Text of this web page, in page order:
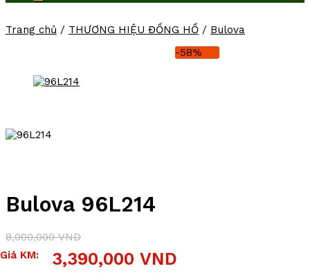
Trang chủ / THƯƠNG HIỆU ĐỒNG HỒ / Bulova
-58%
Bulova 96L214
8,000,000VND
Giá
3,390,000 VND
Giá
Giá KM: